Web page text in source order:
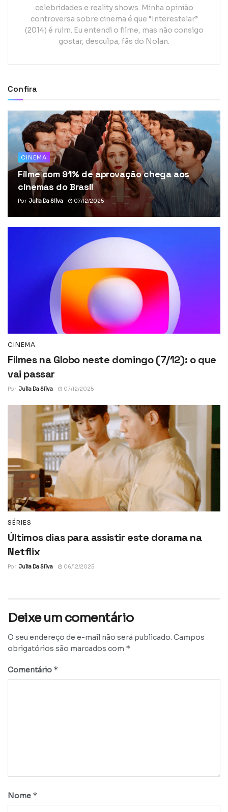
celebridades e reality shows. Minha opinião
controversa sobre cinema é que “Interestelar”
(2014) é ruim. Eu entendi o filme, mas não consigo
gostar, desculpa, fãs do Nolan.
Confira
CINEMA
Filme com 91% de aprovação chega aos
cinemas do Brasil
Por Julia Da Silva 07/12/2025
CINEMA
Filmes na Globo neste domingo (7/12): o que
vai passar
Por Julia Da Silva 07/12/2025
SÉRIES
Últimos dias para assistir este dorama na
Netflix
Por Julia Da Silva 06/12/2025
Deixe um comentário
O seu endereço de e-mail não será publicado. Campos
obrigatórios são marcados com *
Comentário *
Nome *